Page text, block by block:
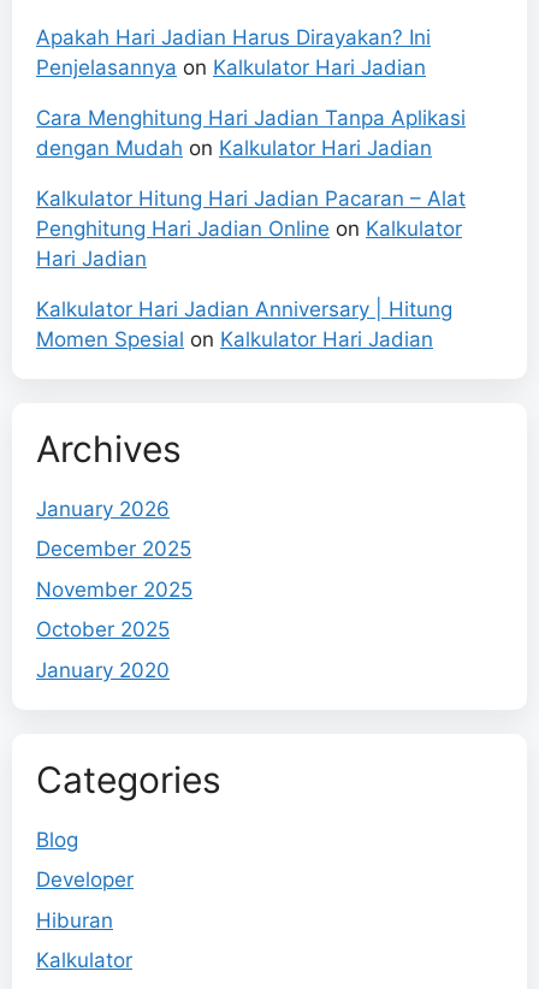
Apakah Hari Jadian Harus Dirayakan? Ini
Penjelasannya on Kalkulator Hari Jadian
Cara Menghitung Hari Jadian Tanpa Aplikasi
dengan Mudah on Kalkulator Hari Jadian
Kalkulator Hitung Hari Jadian Pacaran – Alat
Penghitung Hari Jadian Online on Kalkulator
Hari Jadian
Kalkulator Hari Jadian Anniversary | Hitung
Momen Spesial on Kalkulator Hari Jadian
Archives
January 2026
December 2025
November 2025
October 2025
January 2020
Categories
Blog
Developer
Hiburan
Kalkulator